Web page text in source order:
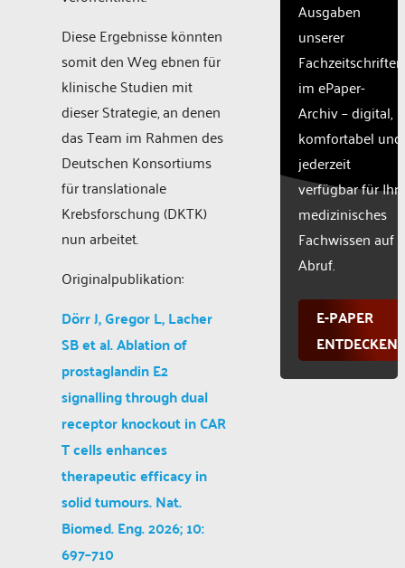
Diese Ergebnisse könnten
somit den Weg ebnen für
klinische Studien mit
dieser Strategie, an denen
das Team im Rahmen des
Deutschen Konsortiums
für translationale
Krebsforschung (DKTK)
nun arbeitet.
Originalpublikation:
Dörr J, Gregor L, Lacher
SB et al. Ablation of
prostaglandin E2
signalling through dual
receptor knockout in CAR
T cells enhances
therapeutic efficacy in
solid tumours. Nat.
Biomed. Eng. 2026; 10:
697–710
Ausgaben
unserer
Fachzeitschriften
im ePaper-
Archiv – digital,
komfortabel und
jederzeit
verfügbar für Ihr
medizinisches
Fachwissen auf
Abruf.
E-PAPER
ENTDECKEN